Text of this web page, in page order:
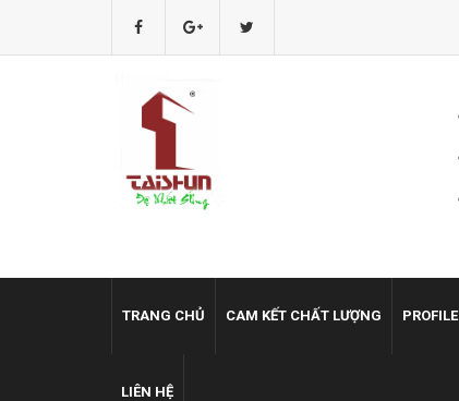
TRANG CHỦ CAM KẾT CHẤT LƯỢNG PROFILE
LIÊN HỆ